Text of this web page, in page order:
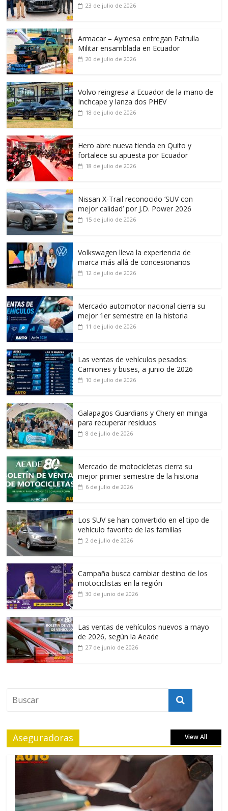
23 de julio de 2026
Armacar – Aymesa entregan Patrulla
Militar ensamblada en Ecuador
20 de julio de 2026
Volvo reingresa a Ecuador de la mano de
Inchcape y lanza dos PHEV
18 de julio de 2026
Hero abre nueva tienda en Quito y
fortalece su apuesta por Ecuador
18 de julio de 2026
Nissan X-Trail reconocido ‘SUV con
mejor calidad’ por J.D. Power 2026
15 de julio de 2026
Volkswagen lleva la experiencia de
marca más allá de concesionarios
12 de julio de 2026
Mercado automotor nacional cierra su
mejor 1er semestre en la historia
11 de julio de 2026
Las ventas de vehículos pesados:
Camiones y buses, a junio de 2026
10 de julio de 2026
Galapagos Guardians y Chery en minga
para recuperar residuos
8 de julio de 2026
Mercado de motocicletas cierra su
mejor primer semestre de la historia
6 de julio de 2026
Los SUV se han convertido en el tipo de
vehículo favorito de las familias
2 de julio de 2026
Campaña busca cambiar destino de los
motociclistas en la región
30 de junio de 2026
Las ventas de vehículos nuevos a mayo
de 2026, según la Aeade
27 de junio de 2026
Aseguradoras View All